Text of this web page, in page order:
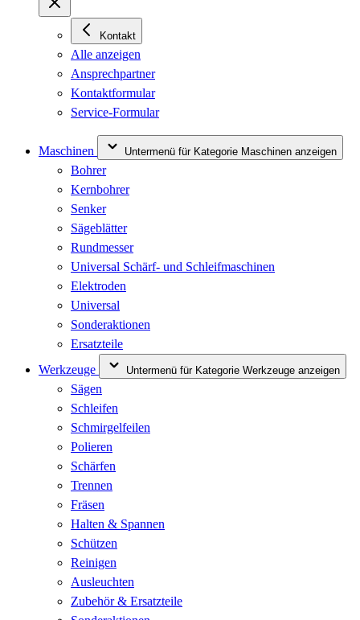
Kontakt
Alle anzeigen
Ansprechpartner
Kontaktformular
Service-Formular
Maschinen Untermenü für Kategorie Maschinen anzeigen
Bohrer
Kernbohrer
Senker
Sägeblätter
Rundmesser
Universal Schärf- und Schleifmaschinen
Elektroden
Universal
Sonderaktionen
Ersatzteile
Werkzeuge
Untermenü für Kategorie Werkzeuge anzeigen
Sägen
Schleifen
Schmirgelfeilen
Polieren
Schärfen
Trennen
Fräsen
Halten & Spannen
Schützen
Reinigen
Ausleuchten
Zubehör & Ersatzteile